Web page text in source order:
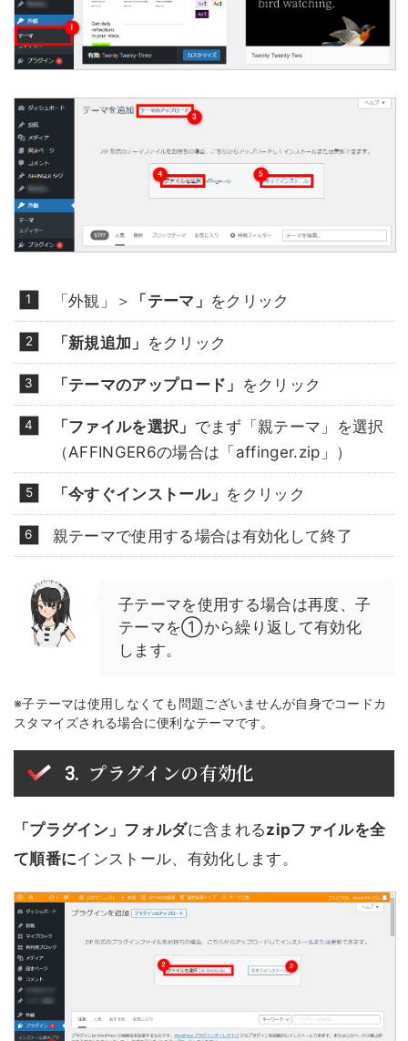
「外観」＞ 「テーマ」 をクリック
「新規追加」 をクリック
「テーマのアップロード」 をクリック
「ファイルを選択」 でまず「親テーマ」を選択
（AFFINGER6の場合は「affinger.zip」）
「今すぐインストール」 をクリック
親テーマで使用する場合は有効化して終了
子テーマを使用する場合は再度、子
テーマを①から繰り返して有効化
します。
※子テーマは使用しなくても問題ございませんが自身でコードカ
スタマイズされる場合に便利なテーマです。
プラグインの有効化
「プラグイン」フォルダに含まれるzipファイルを全
て順番にインストール、有効化します。